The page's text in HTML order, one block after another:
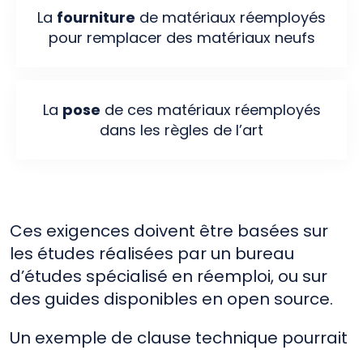
La fourniture de matériaux réemployés
pour remplacer des matériaux neufs
La pose de ces matériaux réemployés
dans les règles de l’art
Ces exigences doivent être basées sur
les études réalisées par un bureau
d’études spécialisé en réemploi, ou sur
des guides disponibles en open source.
Un exemple de clause technique pourrait